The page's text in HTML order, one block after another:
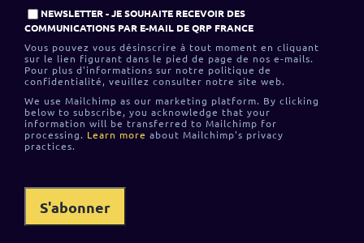
NEWSLETTER - JE SOUHAITE RECEVOIR DES
COMMUNICATIONS PAR E-MAIL DE QRP FRANCE
Vous pouvez vous désinscrire à tout moment en cliquant
sur le lien figurant dans le pied de page de nos e-mails.
Pour plus d'informations sur notre politique de
confidentialité, veuillez consulter notre site web.
We use Mailchimp as our marketing platform. By clicking
below to subscribe, you acknowledge that your
information will be transferred to Mailchimp for
processing. Learn more about Mailchimp's privacy
practices.